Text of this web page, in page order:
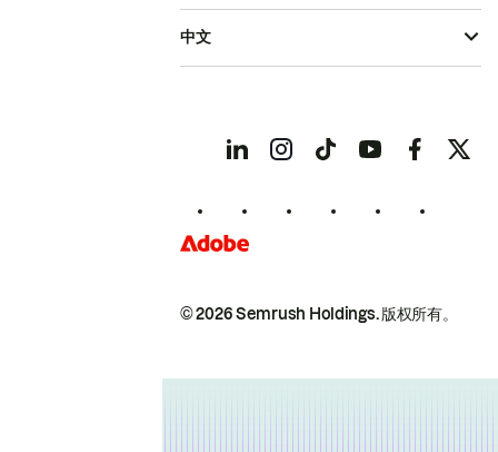
© 2026 Semrush Holdings.版权所有。
中文